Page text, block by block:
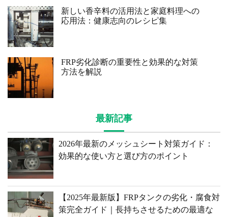
新しい香辛料の活用法と家庭料理への
応用法：健康志向のレシピ集
FRP劣化診断の重要性と効果的な対策
方法を解説
最新記事
2026年最新のメッシュシート対策ガイド：
効果的な使い方と選び方のポイント
【2025年最新版】FRPタンクの劣化・腐食対
策完全ガイド｜長持ちさせるための最適な